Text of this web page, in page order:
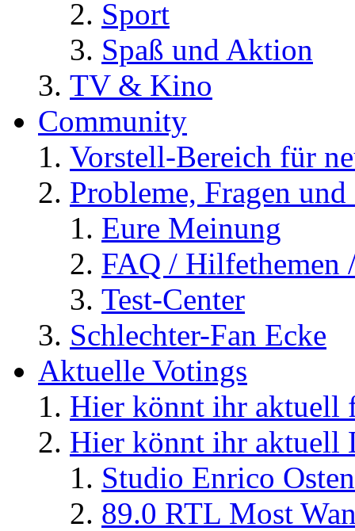
Sport
Spaß und Aktion
TV & Kino
Community
Vorstell-Bereich für
Probleme, Fragen
Eure Meinung
FAQ / Hilfethemen
Test-Center
Schlechter-Fan Ecke
Aktuelle Votings
Hier könnt ihr aktuell
Hier könnt ihr aktuell
Studio Enrico
89.0 RTL Most